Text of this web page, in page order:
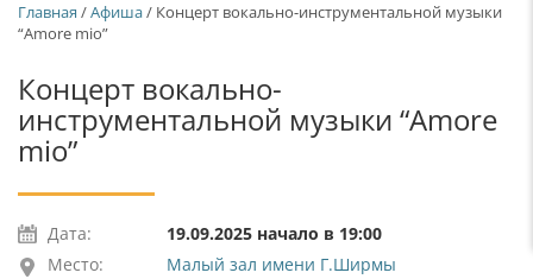
Главная /Афиша/ Концерт вокально-инструментальной музыки
“Amore mio”
Концерт вокально-
инструментальной музыки “Amore
mio”
Дата:
19.09.2025 начало в 19:00
Место:
Малый зал имени Г.Ширмы